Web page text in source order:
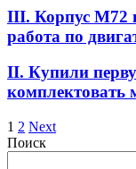
III. Корпус М72
работа по
II. Купили
комплектовать
1 2 Next
Поиск